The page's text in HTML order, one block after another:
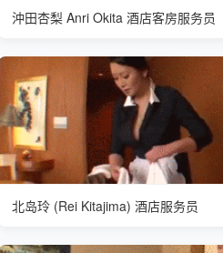
沖田杏梨 Anri Okita 酒店客房服务员
北岛玲 (Rei Kitajima) 酒店服务员